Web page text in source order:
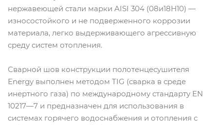
нержавеющей стали марки AISI 304 (08и18Н10) —
износостойкого и не подверженного коррозии
материала, легко выдерживающего агрессивную
среду систем отопления.
Сварной шов конструкции полотенцесушителя
Energy выполнен методом TIG (сварка в среде
инертного газа) по международному стандарту EN
10217—7 и предназначен для использования в
системах горячего водоснабжения и отопления с